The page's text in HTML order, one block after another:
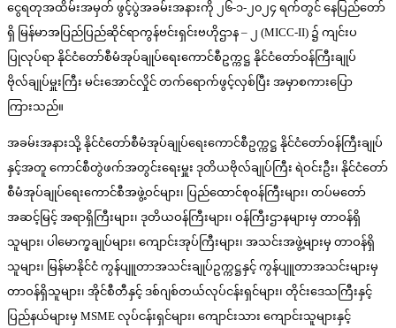
ငွေရတုအထိမ်းအမှတ် ဖွင့်ပွဲအခမ်းအနားကို ၂၆-၁-၂၀၂၄ ရက်တွင် နေပြည်တော်
ရှိ မြန်မာအပြည်ပြည်ဆိုင်ရာကွန်ဗင်းရှင်းဗဟိုဌာန – ၂ (MICC-II) ၌ ကျင်းပ
ပြုလုပ်ရာ နိုင်ငံတော်စီမံအုပ်ချုပ်ရေးကောင်စီဥက္ကဋ္ဌ နိုင်ငံတော်ဝန်ကြီးချုပ်
ဗိုလ်ချုပ်မှူးကြီး မင်းအောင်လှိုင် တက်ရောက်ဖွင့်လှစ်ပြီး အမှာစကားပြော
ကြားသည်။
အခမ်းအနားသို့ နိုင်ငံတော်စီမံအုပ်ချုပ်ရေးကောင်စီဥက္ကဋ္ဌ နိုင်ငံတော်ဝန်ကြီးချုပ်
နှင့်အတူ ကောင်စီတွဲဖက်အတွင်းရေးမှူး ဒုတိယဗိုလ်ချုပ်ကြီး ရဲဝင်းဦး၊ နိုင်ငံတော်
စီမံအုပ်ချုပ်ရေးကောင်စီအဖွဲ့ဝင်များ၊ ပြည်ထောင်စုဝန်ကြီးများ၊ တပ်မတော်
အဆင့်မြင့် အရာရှိကြီးများ၊ ဒုတိယဝန်ကြီးများ၊ ဝန်ကြီးဌာနများမှ တာဝန်ရှိ
သူများ၊ ပါမောက္ခချုပ်များ၊ ကျောင်းအုပ်ကြီးများ၊ အသင်းအဖွဲ့များမှ တာဝန်ရှိ
သူများ၊ မြန်မာနိုင်ငံ ကွန်ပျူတာအသင်းချုပ်ဥက္ကဋ္ဌနှင့် ကွန်ပျူတာအသင်းများမှ
တာဝန်ရှိသူများ၊ အိုင်စီတီနှင့် ဒစ်ဂျစ်တယ်လုပ်ငန်းရှင်များ၊ တိုင်းဒေသကြီးနှင့်
ပြည်နယ်များမှ MSME လုပ်ငန်းရှင်များ၊ ကျောင်းသား ကျောင်းသူများနှင့်